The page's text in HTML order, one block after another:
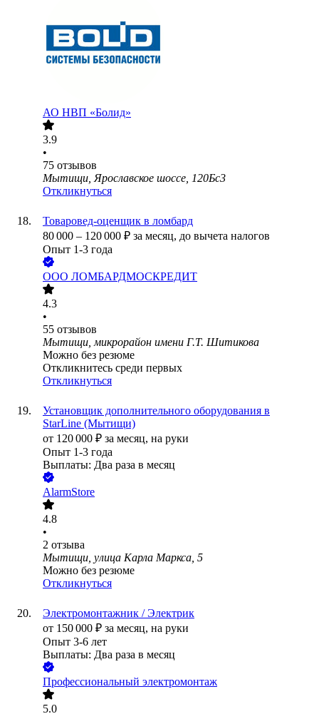
АО НВП «Болид»
3.9
•
75 отзывов
Мытищи, Ярославское шоссе, 120Бс3
Откликнуться
Товаровед-оценщик в ломбард
80 000 – 120 000 ₽ за месяц, до вычета налогов
Опыт 1-3 года
ООО ЛОМБАРДМОСКРЕДИТ
4.3
•
55 отзывов
Мытищи, микрорайон имени Г.Т. Шитикова
Можно без резюме
Откликнитесь среди первых
Откликнуться
Установщик дополнительного оборудования в
StarLine (Мытищи)
от 120 000 ₽ за месяц, на руки
Опыт 1-3 года
Выплаты: Два раза в месяц
AlarmStore
4.8
•
2 отзыва
Мытищи, улица Карла Маркса, 5
Можно без резюме
Откликнуться
Электромонтажник / Электрик
от 150 000 ₽ за месяц, на руки
Опыт 3-6 лет
Выплаты: Два раза в месяц
Профессиональный электромонтаж
5.0